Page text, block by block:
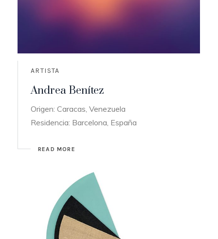
ARTISTA
Andrea Benítez
Origen: Caracas, Venezuela
Residencia: Barcelona, España
READ MORE